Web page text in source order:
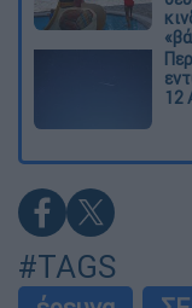
12
#TAGS